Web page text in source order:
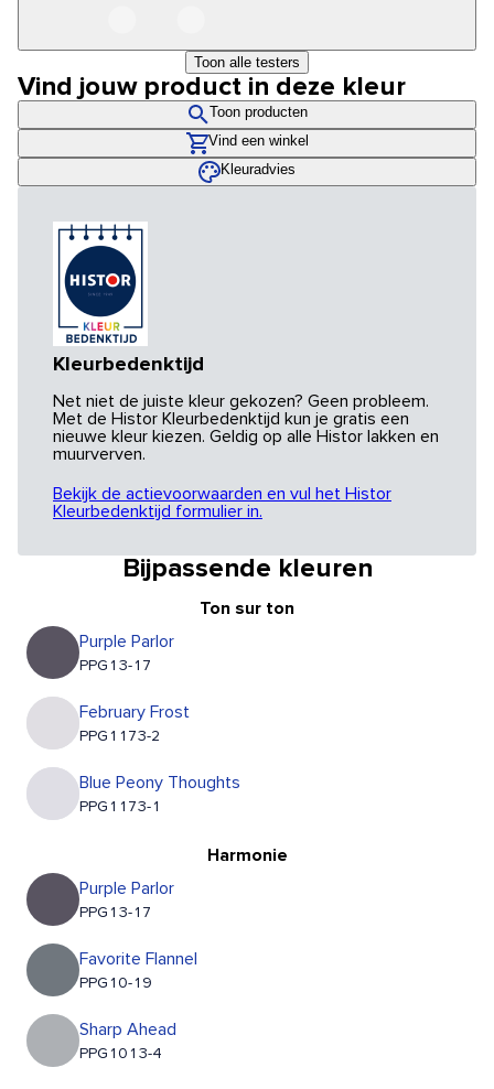
Toon alle testers
Vind jouw product in deze kleur
Toon producten
Vind een winkel
Kleuradvies
Kleurbedenktijd
Net niet de juiste kleur gekozen? Geen probleem.
Met de Histor Kleurbedenktijd kun je gratis een
nieuwe kleur kiezen. Geldig op alle Histor lakken en
muurverven.
Bekijk de actievoorwaarden en vul het Histor
Kleurbedenktijd formulier in.
Bijpassende kleuren
Ton sur ton
Purple Parlor
PPG13-17
February Frost
PPG1173-2
Blue Peony Thoughts
PPG1173-1
Harmonie
Purple Parlor
PPG13-17
Favorite Flannel
PPG10-19
Sharp Ahead
PPG1013-4